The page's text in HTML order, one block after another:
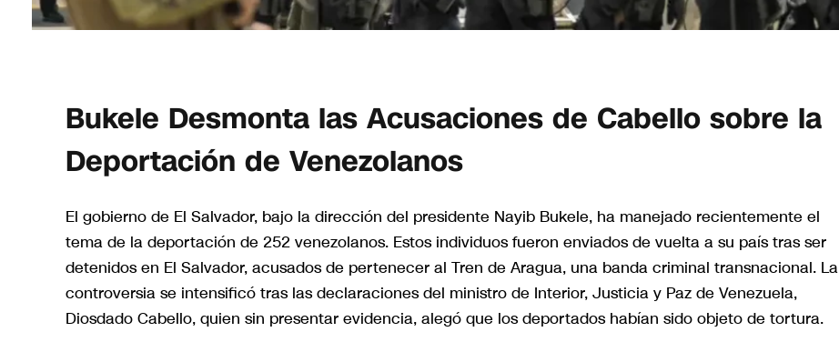
Bukele Desmonta las Acusaciones de Cabello sobre la
Deportación de Venezolanos
El gobierno de El Salvador, bajo la dirección del presidente Nayib Bukele, ha manejado recientemente el
tema de la deportación de 252 venezolanos. Estos individuos fueron enviados de vuelta a su país tras ser
detenidos en El Salvador, acusados de pertenecer al Tren de Aragua, una banda criminal transnacional. La
controversia se intensificó tras las declaraciones del ministro de Interior, Justicia y Paz de Venezuela,
Diosdado Cabello, quien sin presentar evidencia, alegó que los deportados habían sido objeto de tortura.